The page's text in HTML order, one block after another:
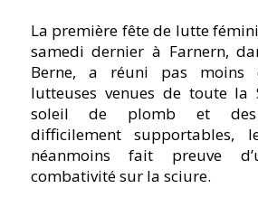
La première fête de lutte
samedi dernier à Farnern,
Berne, a réuni pas moins
lutteuses venues de toute la
soleil de plomb et des
difficilement supportables,
néanmoins fait preuve
combativité sur la sciure.